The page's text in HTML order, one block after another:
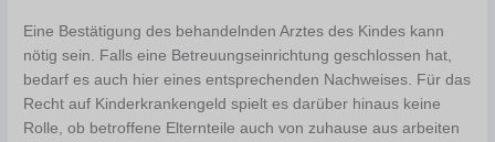
Eine Bestätigung des behandelnden Arztes des Kindes kann
nötig sein. Falls eine Betreuungseinrichtung geschlossen hat,
bedarf es auch hier eines entsprechenden Nachweises. Für das
Recht auf Kinderkrankengeld spielt es darüber hinaus keine
Rolle, ob betroffene Elternteile auch von zuhause aus arbeiten